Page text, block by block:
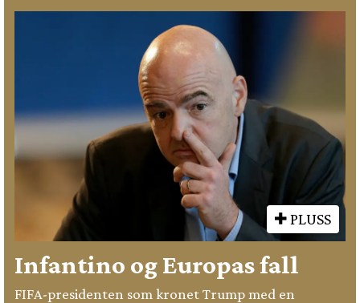
PLUSS
Infantino og Europas fall
FIFA-presidenten som kronet Trump med en